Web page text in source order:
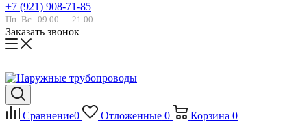
+7 (921) 908-71-85
Пн.-Вс. 09.00 — 21.00
Заказать звонок
Сравнение0 Отложенные 0 Корзина 0